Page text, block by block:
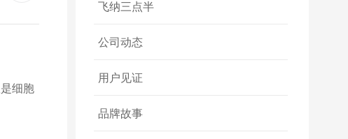
细胞
飞纳三点半
公司动态
用户见证
品牌故事